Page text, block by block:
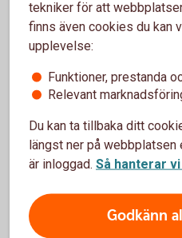
Aktivera kort
internetbanken eller appen.
Logga in och välj
Välj det kortavtal
Klicka på det kort
om det behöver
Fyll i utgångsdatum
Om du saknar
tekniker för att
finns även cookies du kan
upplevelse:
Funktioner, prestanda
Relevant
Du kan ta tillbaka ditt
längst ner på webbplatsen
är inloggad. Så hanterar
Godkänn